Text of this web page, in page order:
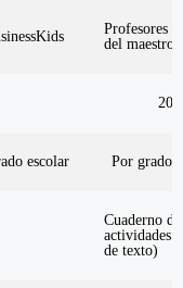
Profesores
del maestro)
20
escolar Por grado
Cuaderno de
actividades
de texto)